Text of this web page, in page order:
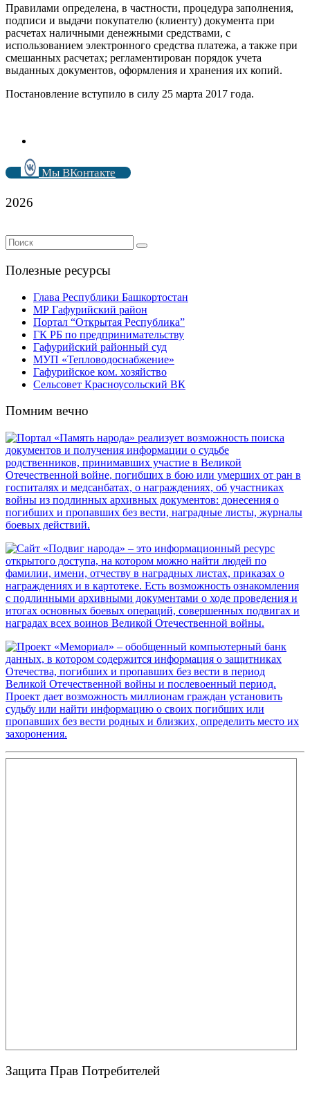
Правилами определена, в частности, процедура заполнения,
подписи и выдачи покупателю (клиенту) документа при
расчетах наличными денежными средствами, с
использованием электронного средства платежа, а также при
смешанных расчетах; регламентирован порядок учета
выданных документов, оформления и хранения их копий.
Постановление вступило в силу 25 марта 2017 года.
Мы ВКонтакте
2026
Полезные ресурсы
Глава Республики Башкортостан
МР Гафурийский район
Портал “Открытая Республика”
ГК РБ по предпринимательству
Гафурийский районный суд
МУП «Тепловодоснабжение»
Гафурийское ком. хозяйство
Сельсовет Красноусольский ВК
Помним вечно
Защита Прав Потребителей